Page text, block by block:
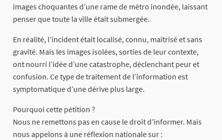
images choquantes d’une rame de métro inondée, laissant
penser que toute la ville était submergée.
En réalité, l’incident était localisé, connu, maîtrisé et sans
gravité. Mais les images isolées, sorties de leur contexte,
ont nourri l’idée d’une catastrophe, déclenchant peur et
confusion. Ce type de traitement de l’information est
symptomatique d’une dérive plus large.
Pourquoi cette pétition ?
Nous ne remettons pas en cause le droit d’informer. Mais
nous appelons à une réflexion nationale sur :